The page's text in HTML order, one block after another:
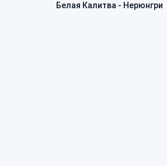
Белая Калитва - Нерюнгри